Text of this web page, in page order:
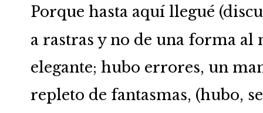
Porque hasta aquí llegué
a rastras y no de una forma al
elegante; hubo errores, un
repleto de fantasmas, (hubo,